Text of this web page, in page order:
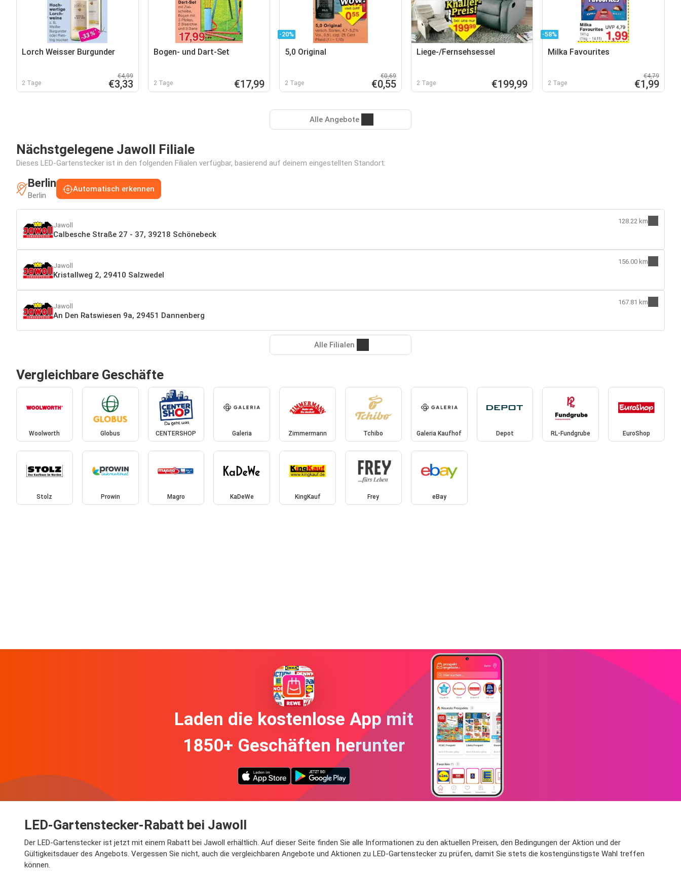
Lorch Weisser Burgunder
2 Tage
€4,99
€3,33
Bogen- und Dart-Set
2 Tage €17,99
-20%
5,0 Original
2 Tage
€0,69
€0,55
Liege-/Fernsehsessel
2 Tage €199,99
-58%
Milka Favourites
2 Tage
€4,79
€1,99
Alle Angebote
Nächstgelegene Jawoll Filiale
Dieses LED-Gartenstecker ist in den folgenden Filialen verfügbar, basierend auf deinem eingestellten Standort:
Berlin
Berlin
Automatisch erkennen
Jawoll
Calbesche Straße 27 - 37, 39218 Schönebeck
128.22 km
Jawoll
Kristallweg 2, 29410 Salzwedel
156.00 km
Jawoll
An Den Ratswiesen 9a, 29451 Dannenberg
167.81 km
Alle Filialen
Vergleichbare Geschäfte
Woolworth Globus CENTERSHOP Galeria Zimmermann Tchibo Galeria Kaufhof Depot RL-Fundgrube EuroShop
Stolz Prowin Magro KaDeWe KingKauf Frey eBay
Laden die kostenlose App mit
1850+ Geschäften herunter
LED-Gartenstecker-Rabatt bei Jawoll
Der LED-Gartenstecker ist jetzt mit einem Rabatt bei Jawoll erhältlich. Auf dieser Seite finden Sie alle Informationen zu den aktuellen Preisen, den Bedingungen der Aktion und der
Gültigkeitsdauer des Angebots. Vergessen Sie nicht, auch die vergleichbaren Angebote und Aktionen zu LED-Gartenstecker zu prüfen, damit Sie stets die kostengünstigste Wahl treffen
können.